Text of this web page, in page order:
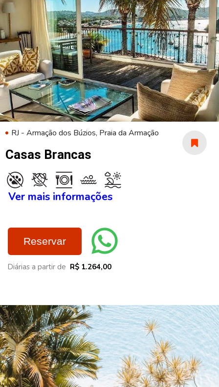
RJ - Armação dos Búzios, Praia da Armação
Casas Brancas
Ver mais informações
Reservar
Diárias a partir de R$ 1.264,00